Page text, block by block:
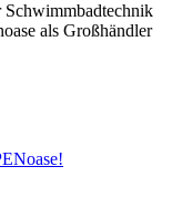
Schwimmbadtechnik
als Großhändler